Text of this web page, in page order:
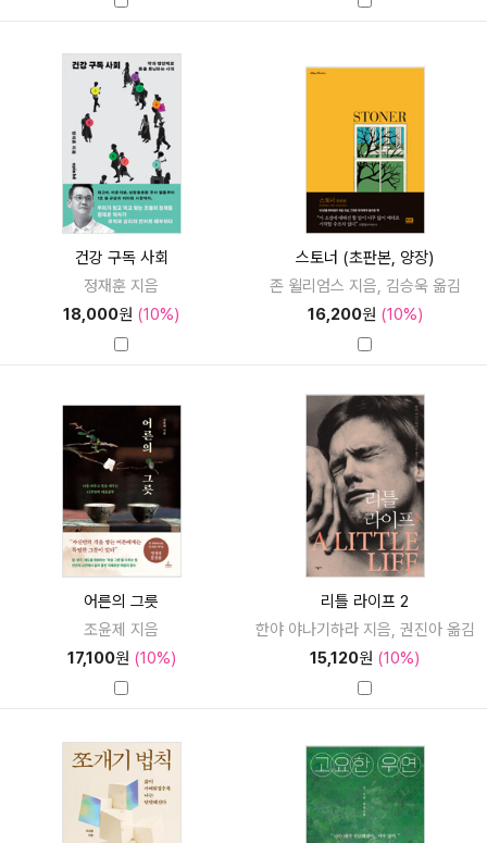
건강 구독 사회
정재훈 지음
18,000원 (10%)
스토너 (초판본, 양장)
존 윌리엄스 지음, 김승욱 옮김
16,200원 (10%)
어른의 그릇
조윤제 지음
17,100원 (10%)
리틀 라이프 2
한야 야나기하라 지음, 권진아 옮김
15,120원 (10%)